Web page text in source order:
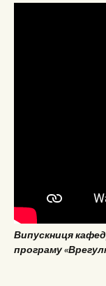
Випускниця
програму